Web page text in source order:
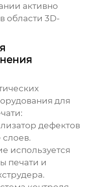
активно
области 3D-
для
дефектов
слоев.
используется
печати и